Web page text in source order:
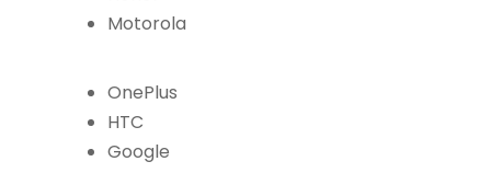
Motorola
OnePlus
HTC
Google